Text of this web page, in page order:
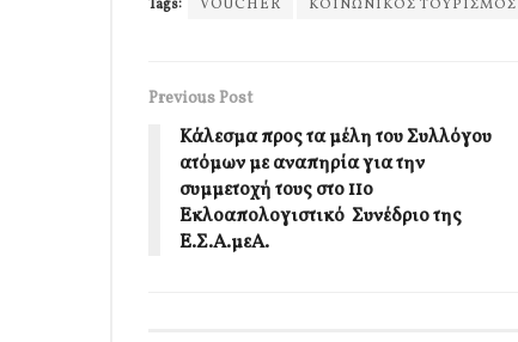
Tags: VOUCHER ΚΟΙΝΩΝΙΚΟΣ ΤΟΥΡΙΣΜΟΣ
Previous Post
Κάλεσμα προς τα μέλη του Συλλόγου
ατόμων με αναπηρία για την
συμμετοχή τους στο 11ο
Εκλοαπολογιστικό Συνέδριο της
Ε.Σ.Α.μεΑ.